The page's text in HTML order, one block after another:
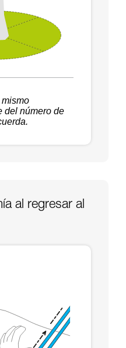
del número de
al regresar al